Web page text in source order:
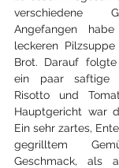
verschiedene
Angefangen
leckeren
Brot. Darauf
ein paar saftige
Risotto und
Hauptgericht war
Ein sehr zartes,
gegrilltem
Geschmack, als